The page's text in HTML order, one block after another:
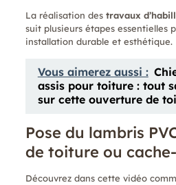
La réalisation des travaux
suit plusieurs étapes essentielles
installation durable et esthétique.
Vous aimerez aussi :
assis pour toiture : tout
sur cette ouverture de
Pose du lambris
de toiture ou
Découvrez dans cette vidéo